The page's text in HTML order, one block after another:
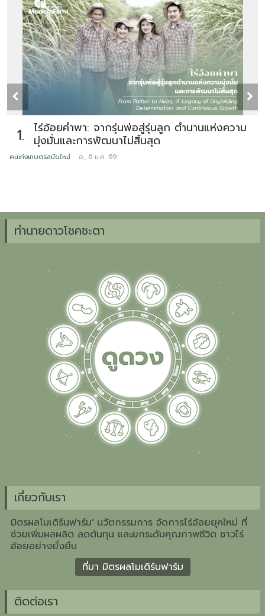
1.
ไร่อ้อยคำพา: จากรุ่นพ่อสู่รุ่นลูก ตำนานแห่งความ
มุ่งมั่นและการพัฒนาไม่สิ้นสุด
คนเก่งเกษตรสมัยใหม่
อ., 6 ม.ค. 69
ทำนายดาวโชคชะตา
เกี่ยวกับเรา
มิตรผลโมเดิร์นฟาร์ม' นวัตกรรมการ จัดการไร่อ้อยยุคใหม่ ที่
ช่วยเพิ่มผลผลิต ลดต้นทุน และยกระดับคุณภาพชีวิต ชาวไร่
อ้อยอย่างยั่งยืน
ที่มา มิตรผลโมเดิร์นฟาร์ม
ติดต่อเรา